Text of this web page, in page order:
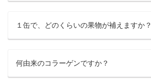
１缶で、どのくらいの果物が補えますか？
何由来のコラーゲンですか？